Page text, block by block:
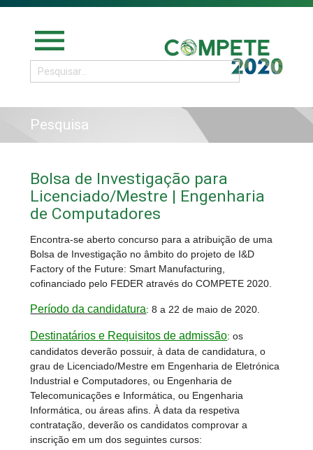
menu
Pesquisa
Bolsa de Investigação para
Licenciado/Mestre | Engenharia
de Computadores
Encontra-se aberto concurso para a atribuição de uma
Bolsa de Investigação no âmbito do projeto de I&D
Factory of the Future: Smart Manufacturing,
cofinanciado pelo FEDER através do COMPETE 2020.
Período da candidatura: 8 a 22 de maio de 2020.
Destinatários e Requisitos de admissão: os
candidatos deverão possuir, à data de candidatura, o
grau de Licenciado/Mestre em Engenharia de Eletrónica
Industrial e Computadores, ou Engenharia de
Telecomunicações e Informática, ou Engenharia
Informática, ou áreas afins. À data da respetiva
contratação, deverão os candidatos comprovar a
inscrição em um dos seguintes cursos: